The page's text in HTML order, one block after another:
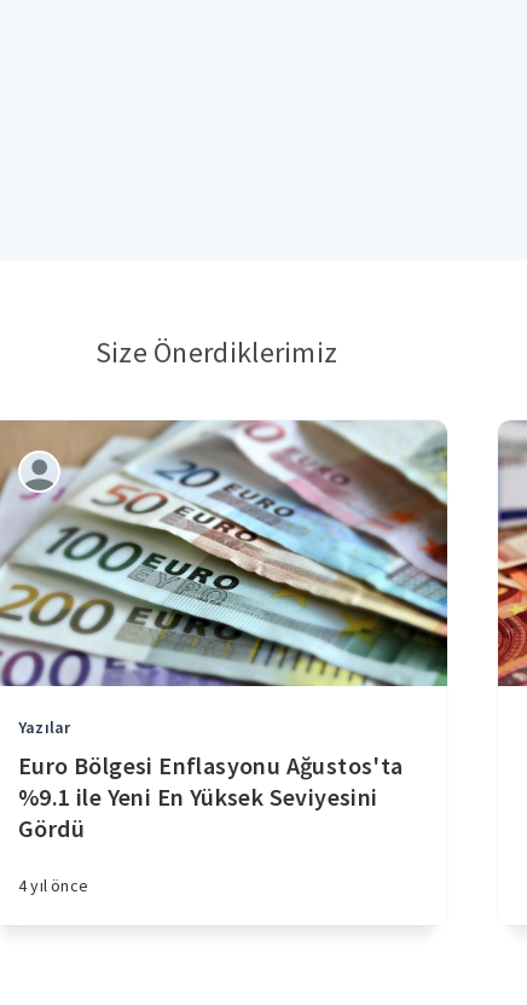
Size Önerdiklerimiz
Yazılar
Euro Bölgesi Enflasyonu Ağustos'ta
%9.1 ile Yeni En Yüksek Seviyesini
Gördü
4 yıl önce